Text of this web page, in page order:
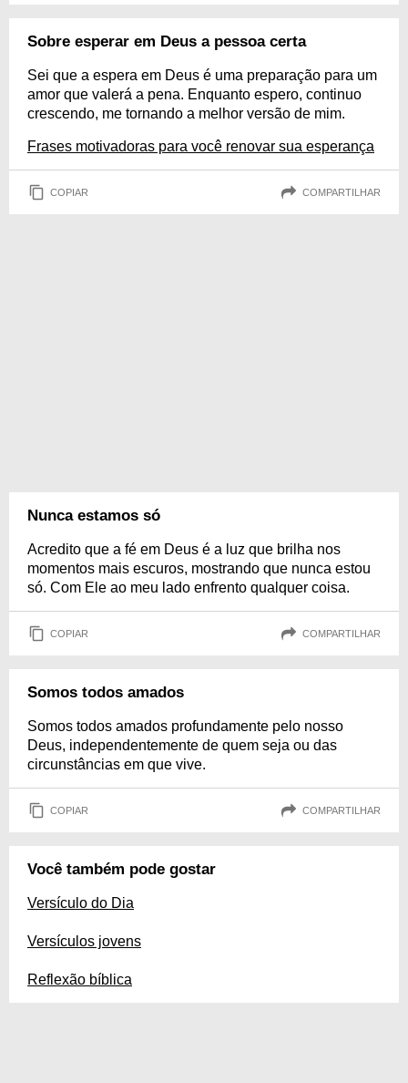
Sobre esperar em Deus a pessoa certa
Sei que a espera em Deus é uma preparação para um
amor que valerá a pena. Enquanto espero, continuo
crescendo, me tornando a melhor versão de mim.
Frases motivadoras para você renovar sua esperança
COPIAR COMPARTILHAR
Nunca estamos só
Acredito que a fé em Deus é a luz que brilha nos
momentos mais escuros, mostrando que nunca estou
só. Com Ele ao meu lado enfrento qualquer coisa.
COPIAR COMPARTILHAR
Somos todos amados
Somos todos amados profundamente pelo nosso
Deus, independentemente de quem seja ou das
circunstâncias em que vive.
COPIAR COMPARTILHAR
Você também pode gostar
Versículo do Dia
Versículos jovens
Reflexão bíblica